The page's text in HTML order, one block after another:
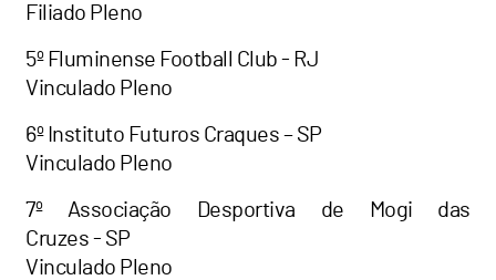
Filiado Pleno
5º Fluminense Football Club - RJ
Vinculado Pleno
6º Instituto Futuros Craques – SP
Vinculado Pleno
7º Associação Desportiva de Mogi das
Cruzes - SP
Vinculado Pleno